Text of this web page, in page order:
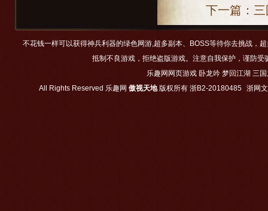
下一篇：
不花钱一样可以获得神兵利器的绿色网游,超多副本、BOSS等待你去挑战，
抵制不良游戏，拒绝盗版游戏。注意自我保护，谨防
乐趣网网页游戏 卧龙吟 梦回江湖 三
All Rights Reserved 乐趣网 傲视天地版权所有 浙B2-20180485 浙网